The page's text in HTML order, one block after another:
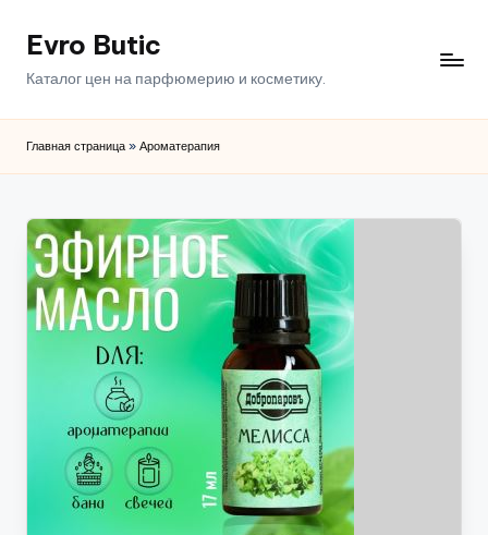
ПерейтиEvro Butic
Каталог цен на парфюмерию и косметику.
Главная страница » Ароматерапия